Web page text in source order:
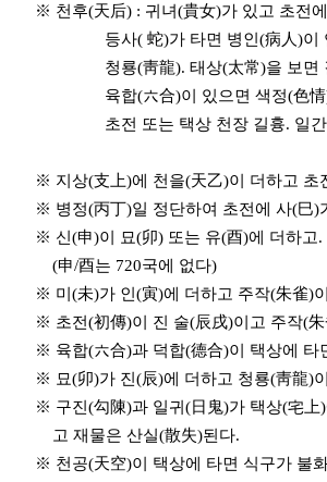
※ 천후(天后) : 귀녀(貴女)가 있고 초전
등사( 蛇)가 타면 병인(病人)이 연
청룡(靑龍). 태상(太常)을 보면 결
육합(六合)이 있으면 색정(色情)
초전 또는 택상 천장 길흉. 일간은
※ 지상(支上)에 천을(天乙)이 더하고 초
※ 병정(丙丁)일 정단하여 초전에 사(巳)
※ 신(申)이 묘(卯) 또는 유(酉)에 더하고.
(申/酉는 720국에 없다)
※ 미(未)가 인(寅)에 더하고 주작(朱雀)
※ 초전(初傳)이 진 술(辰戌)이고 주작(
※ 육합(六合)과 덕합(德合)이 택상에 타
※ 묘(卯)가 진(辰)에 더하고 청룡(靑龍)
※ 구진(勾陳)과 일귀(日鬼)가 택상(宅上
고 재물은 산실(散失)된다.
※ 천공(天空)이 택상에 타면 식구가 불